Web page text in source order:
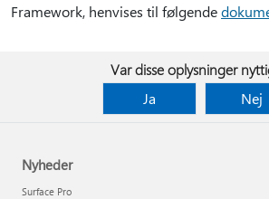
Framework, henvises til følgende
Var disse oplysninger
Ja
Nej
Nyheder
Surface Pro